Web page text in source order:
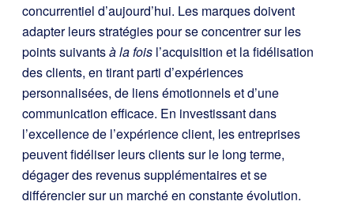
concurrentiel d’aujourd’hui. Les marques doivent
adapter leurs stratégies pour se concentrer sur les
points suivantsà la fois l’acquisition et la fidélisation
des clients, en tirant parti d’expériences
personnalisées, de liens émotionnels et d’une
communication efficace. En investissant dans
l’excellence de l’expérience client, les entreprises
peuvent fidéliser leurs clients sur le long terme,
dégager des revenus supplémentaires et se
différencier sur un marché en constante évolution.